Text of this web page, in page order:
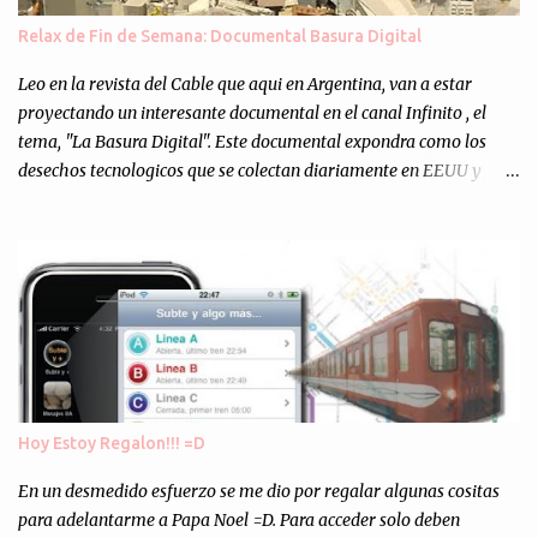
muchos programejos y hacer muchas pruebas. ¿El resultado?
Totalmente inesperado. Mas de 200 personas en vivo
escuchándonos y viendo como grabamos el semanario es, para mi
personalmente, un éxito y un logro sin precedentes. Sinceram...
Relax de Fin de Semana: Documental Basura Digital
Leo en la revista del Cable que aqui en Argentina, van a estar
proyectando un interesante documental en el canal Infinito , el
tema, "La Basura Digital". Este documental expondra como los
desechos tecnologicos que se colectan diariamente en EEUU y
Asi, todos los residuos sonincinerados produciendo lo que los
ambientalistas llaman "La Pesadilla de la Edad Cibernetica". La
transmision es el Domingo 2 de diciembre a las 21:00 hs. Me
parecio muy interesante, no creo que lo pueda ver por la hora, asi
que los comentarios los dejo en sus manos...
Hoy Estoy Regalon!!! =D
En un desmedido esfuerzo se me dio por regalar algunas cositas
para adelantarme a Papa Noel =D. Para acceder solo deben